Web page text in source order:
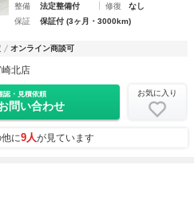
整備
法定整備付 修復
なし
保証
保証付 (3ヶ月・3000km)
オンライン商談可
北店
認・見積依頼
問い合わせ
お気に入り
に9人が見ています